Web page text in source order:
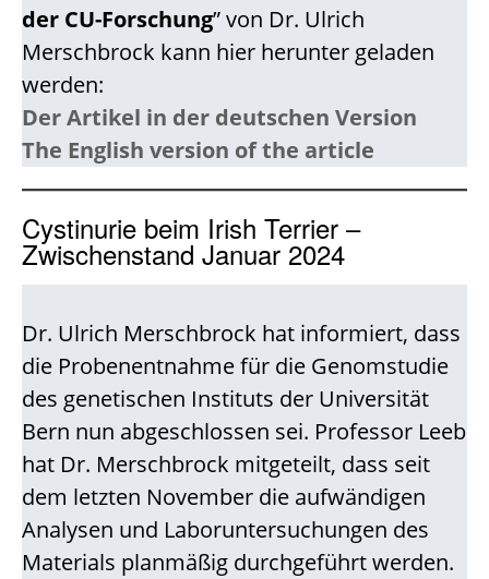
der CU-Forschung” von Dr. Ulrich
Merschbrock kann hier herunter geladen
werden:
Der Artikel in der deutschen Version
The English version of the article
Cystinurie beim Irish Terrier –
Zwischenstand Januar 2024
Dr. Ulrich Merschbrock hat informiert, dass
die Probenentnahme für die Genomstudie
des genetischen Instituts der Universität
Bern nun abgeschlossen sei. Professor Leeb
hat Dr. Merschbrock mitgeteilt, dass seit
dem letzten November die aufwändigen
Analysen und Laboruntersuchungen des
Materials planmäßig durchgeführt werden.